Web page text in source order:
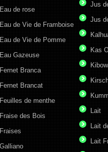
Eau de rose
Eau de Vie de Framboise
Eau de Vie de Pomme
Eau Gazeuse
Fernet Branca
Fernet Brancat
Feuilles de menthe
Fraise des Bois
Fraises
Galliano
Jus
Jus
Kas
Lait
Lait
Lait